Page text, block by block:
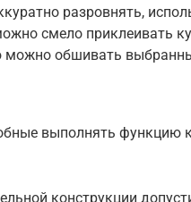
разровнять,
смело приклеивать
можно обшивать
выполнять функцию
конструкции